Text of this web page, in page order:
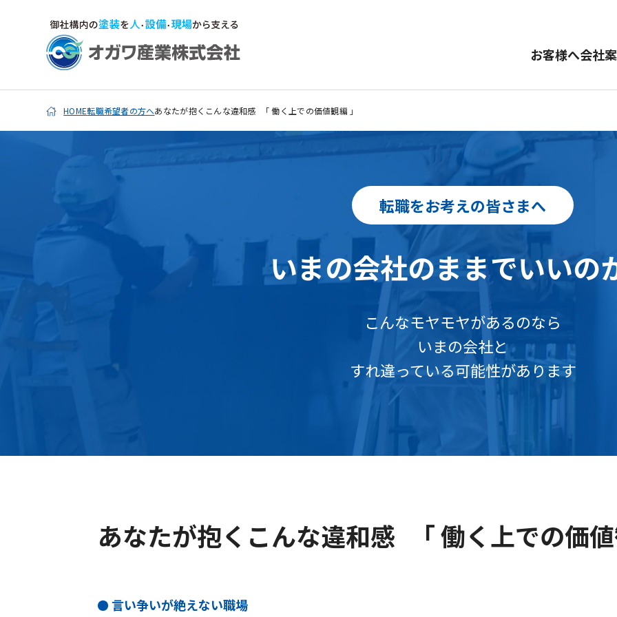
お客様へ会社
HOME転職希望者の方へあなたが抱くこんな違和感 「 働く上での価値観編 」
転職をお考えの皆さまへ
いまの会社のままでいいの
こんなモヤモヤがあるのなら
いまの会社と
すれ違っている可能性があります
あなたが抱くこんな違和感 「 働く上での価
言い争いが絶えない職場